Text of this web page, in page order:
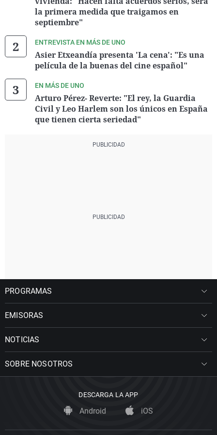
la primera medida que traigamos en
septiembre"
ENTREVISTA EN MÁS DE UNO
Asier Etxeandía presenta 'La cena': "Es una
película de la buenas del cine español"
EN MÁS DE UNO
Arturo Pérez- Reverte: "El rey, la Guardia
Civil y Leo Harlem son los únicos en España
que tienen cierta seriedad"
PROGRAMAS
EMISORAS
NOTICIAS
SOBRE NOSOTROS
DESCARGA LA APP
Android iOS